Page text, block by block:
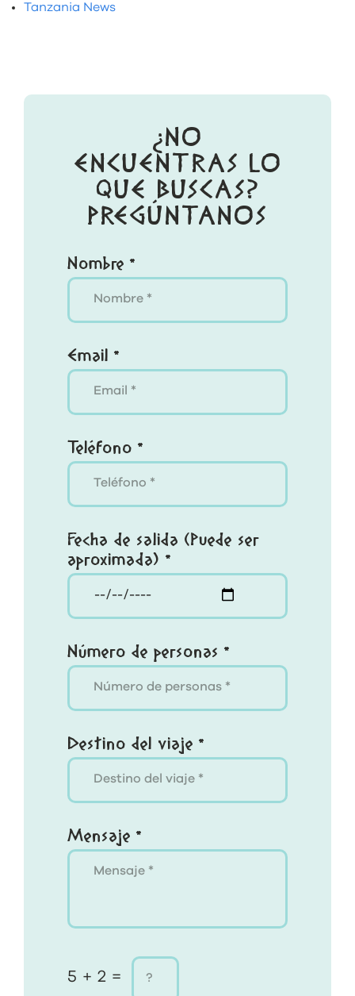
Tanzania News
¿NO
ENCUENTRAS LO
QUE BUSCAS?
PREGÚNTANOS
Nombre *
Email *
Teléfono *
Fecha de salida (Puede ser
aproximada) *
Número de personas *
Destino del viaje *
Mensaje *
5 + 2 =